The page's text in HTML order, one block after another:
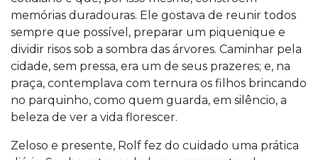
memórias duradouras. Ele gostava de reunir todos
sempre que possível, preparar um piquenique e
dividir risos sob a sombra das árvores. Caminhar pela
cidade, sem pressa, era um de seus prazeres; e, na
praça, contemplava com ternura os filhos brincando
no parquinho, como quem guarda, em silêncio, a
beleza de ver a vida florescer.
Zeloso e presente, Rolf fez do cuidado uma prática